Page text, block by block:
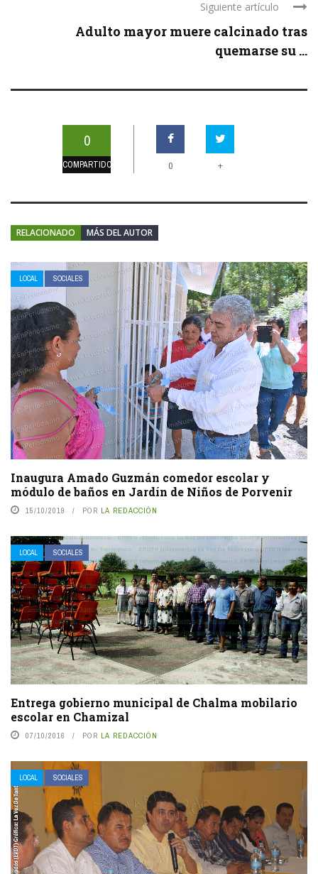
Siguiente artículo
Adulto mayor muere calcinado tras
quemarse su ...
0
COMPARTIDOS 0 +
RELACIONADO MÁS DEL AUTOR
LOCAL SOCIALES
Inaugura Amado Guzmán comedor escolar y
módulo de baños en Jardín de Niños de Porvenir
15/10/2019 POR LA REDACCIÓN
LOCAL SOCIALES
Entrega gobierno municipal de Chalma mobilario
escolar en Chamizal
07/10/2016 POR LA REDACCIÓN
LOCAL SOCIALES